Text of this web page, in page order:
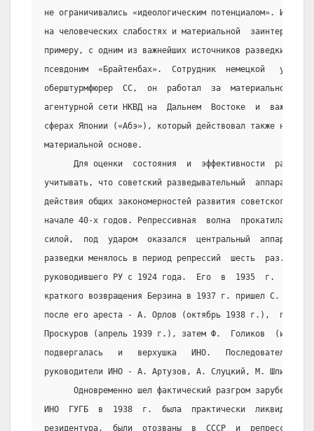
не ограничивались «идеологическим потенциалом».
на человеческих слабостях и материальной
примеру, с одним из важнейших источников разведки
псевдоним  «Брайтенбах».  Сотрудник  немецкой
оберштурмфюрер  СС,  он  работал  за  материальное
агентурной сети НКВД на  Дальнем  Востоке  и
сферах Японии («Абэ»), который действовал также не на
материальной основе.
Для оценки  состояния  и  эффективности
учитывать, что советский разведывательный  аппарат
действия общих закономерностей развития советского
начале 40-х годов. Репрессивная  волна  прокатилась
силой,  под  ударом  оказался  центральный  аппарат.
разведки менялось в период репрессий  шесть  раз.
руководившего РУ с 1924 года.  Его  в  1935  г.
краткого возвращения Берзина в 1937 г. пришел С.
после его ареста - А. Орлов (октябрь 1938 г.),
Проскуров (апрель 1939 г.), затем Ф.  Голиков  (июль
подвергалась   и   верхушка   ИНО.   Последовательно
руководители ИНО - А. Артузов, А. Слуцкий, М.
Одновременно шел фактический разгром зарубежных
ИНО  ГУГБ  в  1938  г.  была  практически
резидентура,  были  отозваны  в  СССР  и